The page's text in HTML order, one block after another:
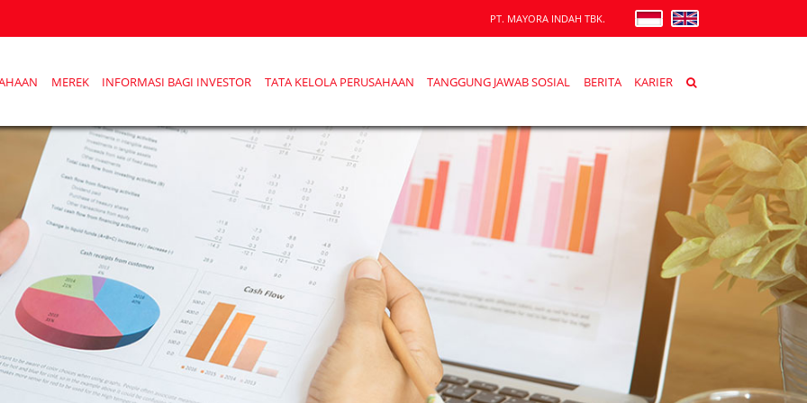
PT. MAYORA INDAH TBK.
MEREK INFORMASI BAGI INVESTOR TATA KELOLA PERUSAHAAN TANGGUNG JAWAB SOSIAL BERITA KARIER